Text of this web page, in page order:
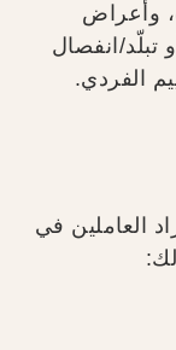
وأعراض
تبلّد/انفصال
الفردي.
العاملين في